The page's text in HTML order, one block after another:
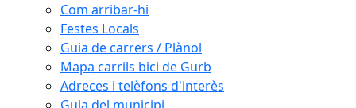
Com arribar-hi
Festes Locals
Guia de carrers / Plànol
Mapa carrils bici de Gurb
Adreces i telèfons d'interès